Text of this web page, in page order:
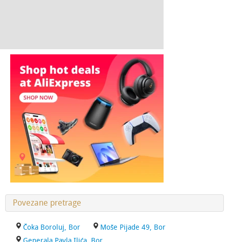
Povezane pretrage
Čoka Boroluj, Bor
Moše Pijade 49, Bor